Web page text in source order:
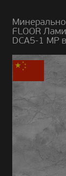
FLOOR
DCA5-1 MP